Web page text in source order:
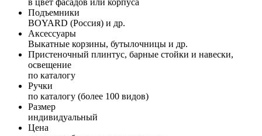
Подъемники
BOYARD (Россия) и др.
Аксессуары
Выкатные корзины, бутылочницы и др.
Пристеночный плинтус, барные стойки и навески,
освещение
по каталогу
Ручки
по каталогу (более 100 видов)
Размер
индивидуальный
Цена